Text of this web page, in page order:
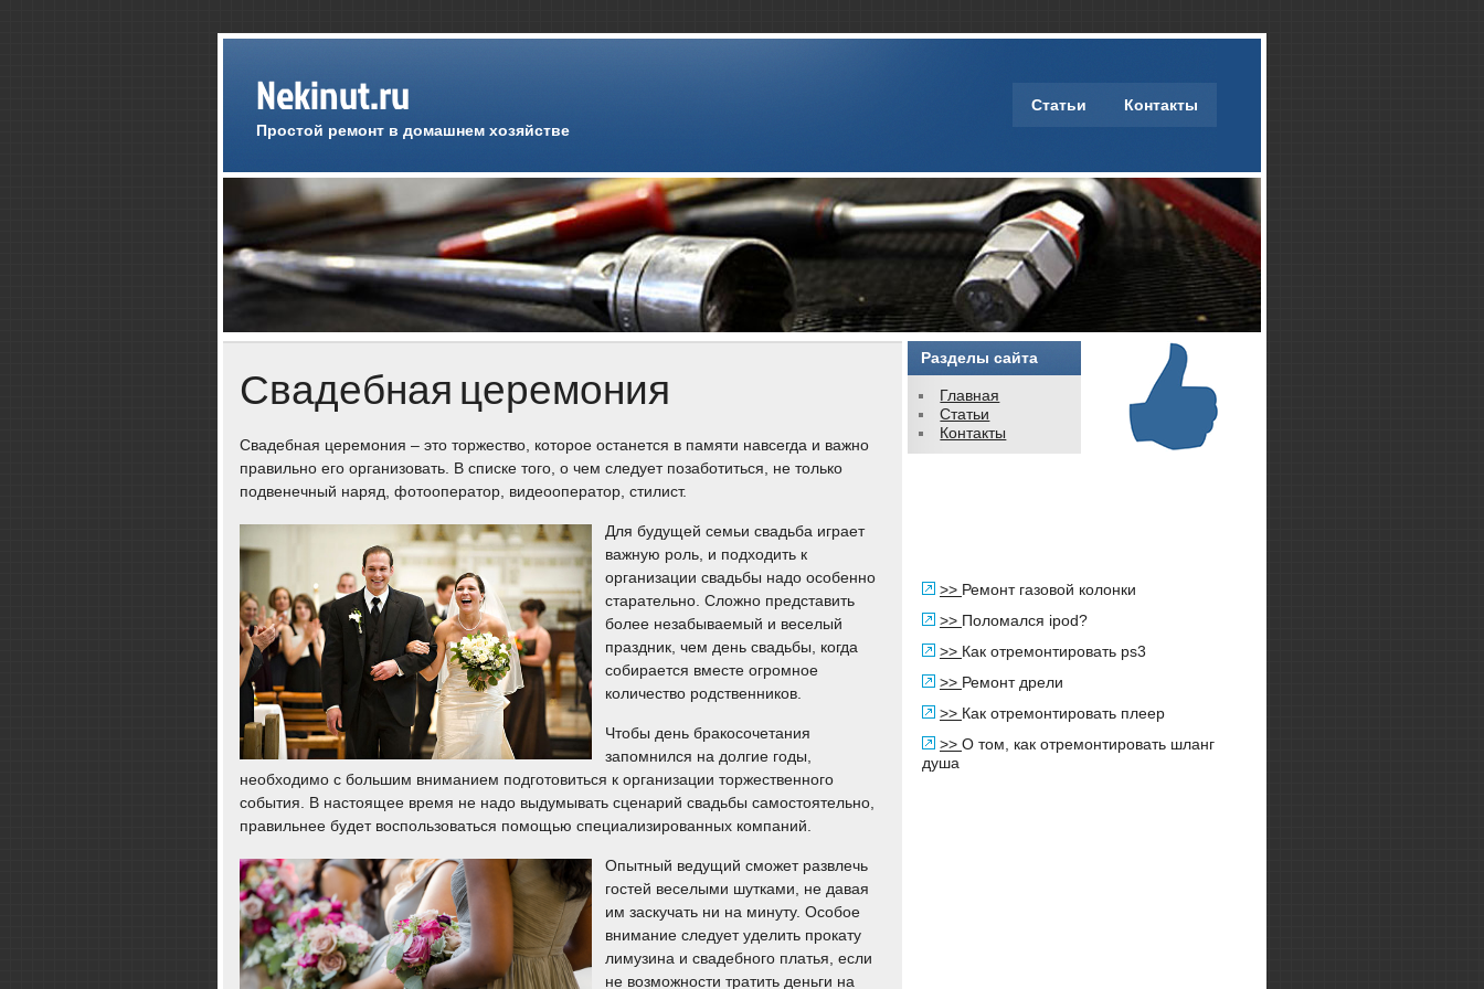
Nekinut.ru
Простой ремонт в домашнем хозяйстве
Статьи Контакты
Свадебная церемония
Свадебная церемония – это торжество, которое останется в памяти навсегда и важно
правильно его организовать. В списке того, о чем следует позаботиться, не только
подвенечный наряд, фотооператор, видеооператор, стилист.
Для будущей семьи свадьба играет
важную роль, и подходить к
организации свадьбы надо особенно
старательно. Сложно представить
более незабываемый и веселый
праздник, чем день свадьбы, когда
собирается вместе огромное
количество родственников.
Чтобы день бракосочетания
запомнился на долгие годы,
необходимо с большим вниманием подготовиться к организации торжественного
события. В настоящее время не надо выдумывать сценарий свадьбы самостоятельно,
правильнее будет воспользоваться помощью специализированных компаний.
Опытный ведущий сможет развлечь
гостей веселыми шутками, не давая
им заскучать ни на минуту. Особое
внимание следует уделить прокату
лимузина и свадебного платья, если
не возможности тратить деньги на
Разделы сайта
Главная
Статьи
Контакты
>> Ремонт газовой колонки
>> Поломался ipod?
>> Как отремонтировать ps3
>> Ремонт дрели
>> Как отремонтировать плеер
>> О том, как отремонтировать шланг
душа